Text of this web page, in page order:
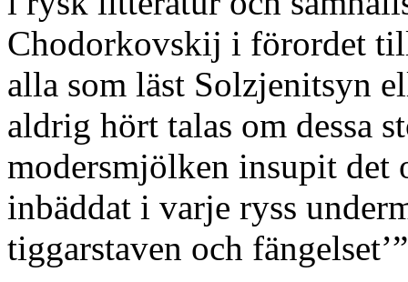
Chodorkovskij i förordet
alla som läst Solzjenitsyn
aldrig hört talas om dessa
modersmjölken insupit det
inbäddat i varje ryss
tiggarstaven och